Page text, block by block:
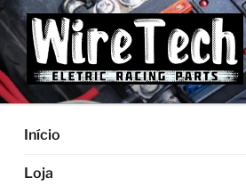
Pular
para
o
conteúdo
Início
Loja